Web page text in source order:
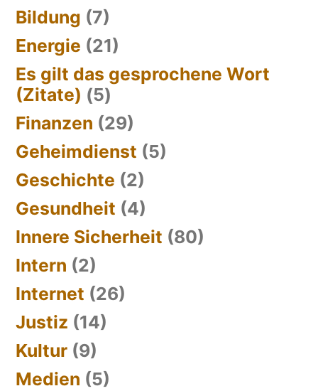
Bildung (7)
Energie (21)
Es gilt das gesprochene Wort
(Zitate) (5)
Finanzen (29)
Geheimdienst (5)
Geschichte (2)
Gesundheit (4)
Innere Sicherheit (80)
Intern (2)
Internet (26)
Justiz (14)
Kultur (9)
Medien (5)